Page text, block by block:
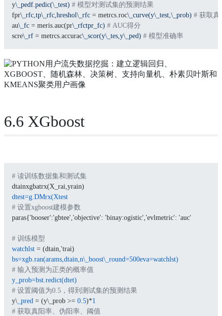
y\_pedf.pedic(\_test) # 模型对测试集的预测结果
fpr\_rfc,tp\_rfc,hreshol\_rfc = metrcs.roc\_curve(y\_test,\_prob) # 获取
au\_fc = meris.auc(pr\_rfctpr_fc) # AUC得分
scre\_rf = metrcs.accurac\_scor(y\_tes,y\_ped) # 模型准确率
6.6 XGboost
# 读训练数据集和测试集
dtainxgbatrx(X_rai,yrain)
dtest=g.DMrx(Xtest
# 设置xgboost建模参数
paras{'booser':'gbtee','objective': 'binay:ogistic','evlmetric': 'auc'
# 训练模型
watchlst = (dtain,'trai)
bs=xgb.ran(arams,dtain,n\_boost\_round=500eva=watchlst)
# 输入预测为正类的概率值
y_prob=bst.redict(dtet)
# 设置阈值为0.5，得到测试集的预测结果
y\ _pred = (y\_prob >= 0.5)*1
# 获取真阳率、伪阳率、阈值